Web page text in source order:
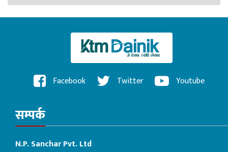
Facebook Twitter Youtube
सम्पर्क
N.P. Sanchar Pvt. Ltd